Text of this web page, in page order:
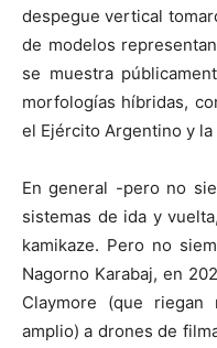
despegue vertical
de modelos
se muestra
morfologías híbridas,
el Ejército Argentino y la
En general -pero no
sistemas de ida y
kamikaze. Pero no
Nagorno Karabaj, en
Claymore (que
amplio) a drones de